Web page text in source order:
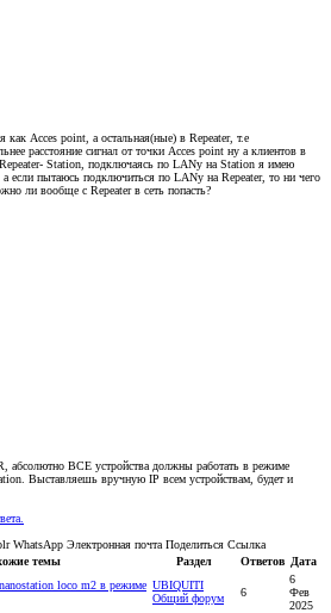
Acces point, а остальная(ные) в Repeater, т.е
расстояние сигнал от точки Acces point ну а клиентов в
Station, подключаясь по LANу на Station я имею
а если пытаюсь подключиться по LANу на Repeater, то ни чего
ли вообще с Repeater в сеть попасть?
абсолютно ВСЕ устройства должны работать в режиме
Выставляешь вручную IP всем устройствам, будет и
WhatsApp Электронная почта Поделиться Ссылка
темы Раздел Ответов Дата
loco m2 в режиме UBIQUITI
Общий форум
6
6
Фев
2025